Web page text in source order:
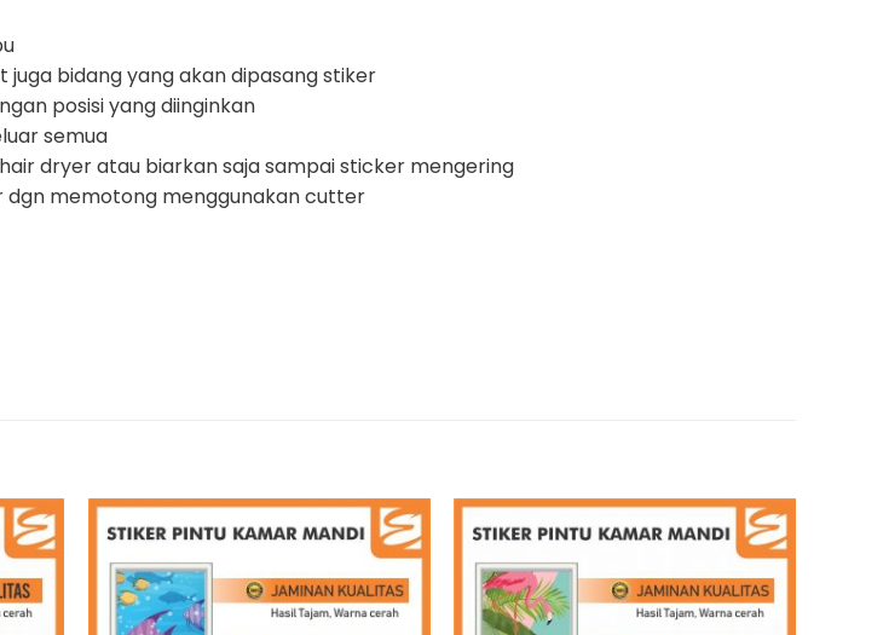
juga bidang yang akan dipasang stiker
posisi yang diinginkan
semua
dryer atau biarkan saja sampai sticker mengering
dgn memotong menggunakan cutter